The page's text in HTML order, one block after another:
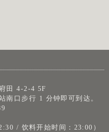
田 4-2-4 5F
南口步行 1 分钟即可到达。
/ 饮料开始时间：23:00）